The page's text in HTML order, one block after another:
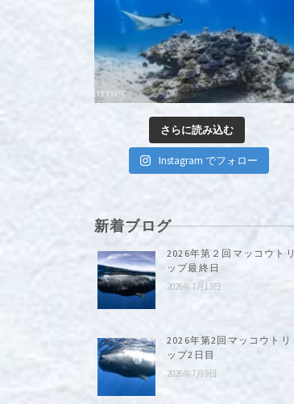
さらに読み込む
Instagram でフォロー
新着ブログ
2026年第２回マッコウトリ
ップ最終日
2026年7月13日
2026年第2回マッコウトリ
ップ2日目
2026年7月9日